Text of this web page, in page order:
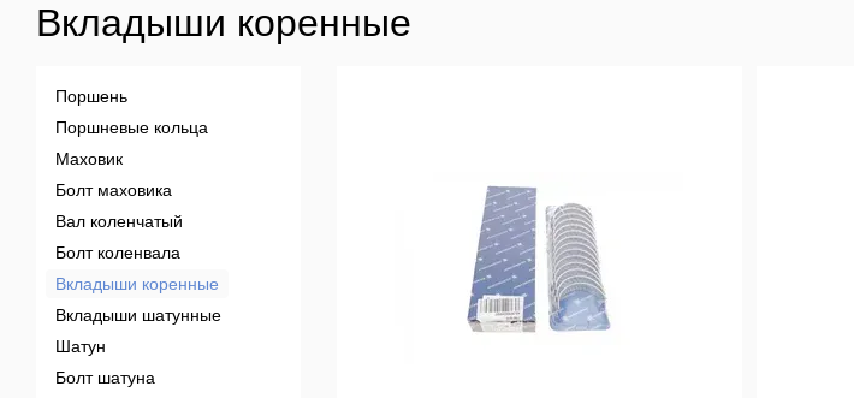
Вкладыши коренные
Поршень
Поршневые кольца
Маховик
Болт маховика
Вал коленчатый
Болт коленвала
Вкладыши коренные
Вкладыши шатунные
Шатун
Болт шатуна